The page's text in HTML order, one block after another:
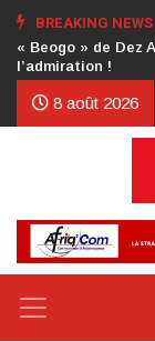
BREAKING
Crise au CDP :
d’honneur
8 août 2026